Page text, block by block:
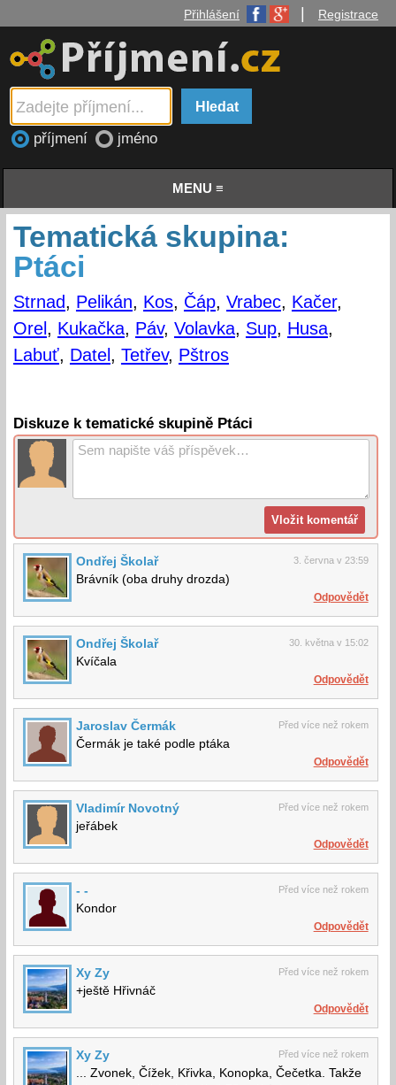
Přihlášení Registrace
příjmení jméno
MENU ≡
Tematická skupina:
Ptáci
Strnad, Pelikán, Kos, Čáp, Vrabec, Kačer,
Orel, Kukačka, Páv, Volavka, Sup, Husa,
Labuť, Datel, Tetřev, Pštros
Diskuze k tematické skupině Ptáci
3. června v 23:59
Ondřej Školař
Brávník (oba druhy drozda)
Odpovědět
30. května v 15:02
Ondřej Školař
Kvíčala
Odpovědět
Před více než rokem
Jaroslav Čermák
Čermák je také podle ptáka
Odpovědět
Před více než rokem
Vladimír Novotný
jeřábek
Odpovědět
Před více než rokem
- -
Kondor
Odpovědět
Před více než rokem
Xy Zy
+ještě Hřivnáč
Odpovědět
Před více než rokem
Xy Zy
... Zvonek, Čížek, Křivka, Konopka, Čečetka. Takže